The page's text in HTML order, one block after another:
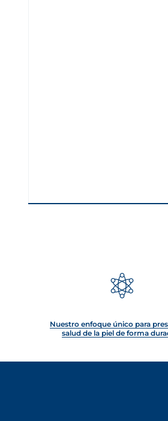
Nuestro enfoque único para
salud de la piel de forma